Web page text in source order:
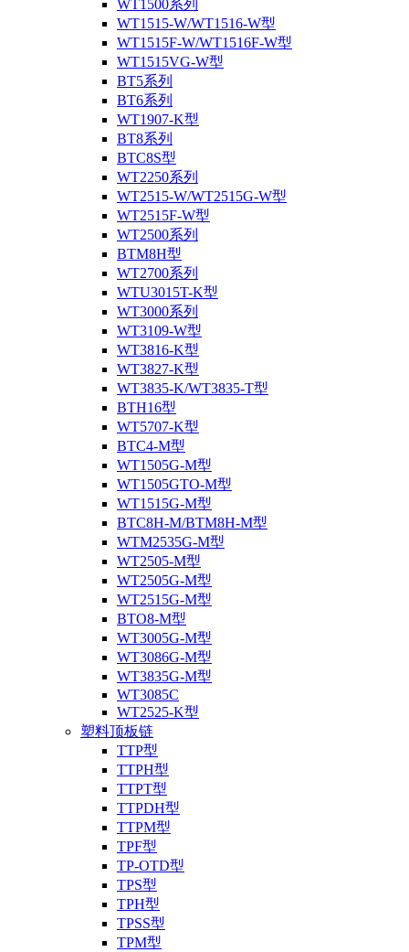
WT1500系列
WT1515-W/WT1516-W型
WT1515F-W/WT1516F-W型
WT1515VG-W型
BT5系列
BT6系列
WT1907-K型
BT8系列
BTC8S型
WT2250系列
WT2515-W/WT2515G-W型
WT2515F-W型
WT2500系列
BTM8H型
WT2700系列
WTU3015T-K型
WT3000系列
WT3109-W型
WT3816-K型
WT3827-K型
WT3835-K/WT3835-T型
BTH16型
WT5707-K型
BTC4-M型
WT1505G-M型
WT1505GTO-M型
WT1515G-M型
BTC8H-M/BTM8H-M型
WTM2535G-M型
WT2505-M型
WT2505G-M型
WT2515G-M型
BTO8-M型
WT3005G-M型
WT3086G-M型
WT3835G-M型
WT3085C
WT2525-K型
塑料顶板链
TTP型
TTPH型
TTPT型
TTPDH型
TTPM型
TPF型
TP-OTD型
TPS型
TPH型
TPSS型
TPM型